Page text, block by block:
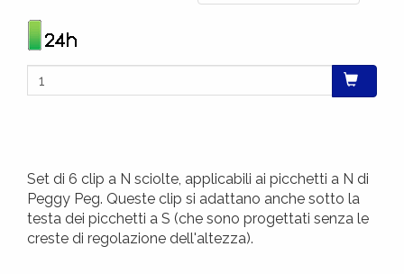
Set di 6 clip a N sciolte, applicabili ai picchetti a N di
Peggy Peg. Queste clip si adattano anche sotto la
testa dei picchetti a S (che sono progettati senza le
creste di regolazione dell'altezza).